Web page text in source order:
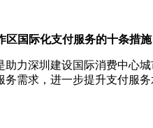
区国际化支付服务的十条措施
力深圳建设国际消费中心
需求，进一步提升支付服